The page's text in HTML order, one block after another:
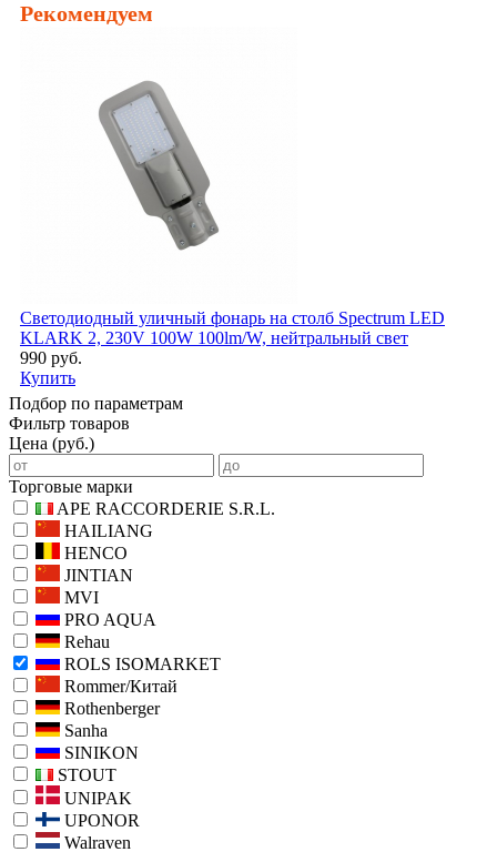
Рекомендуем
Светодиодный уличный фонарь на столб Spectrum LED
KLARK 2, 230V 100W 100lm/W, нейтральный свет
990 руб.
Купить
Подбор по параметрам
Фильтр товаров
Цена (руб.)
Торговые марки
APE RACCORDERIE S.R.L.
HAILIANG
HENCO
JINTIAN
MVI
PRO AQUA
Rehau
ROLS ISOMARKET
Rommer/Китай
Rothenberger
Sanha
SINIKON
STOUT
UNIPAK
UPONOR
Walraven